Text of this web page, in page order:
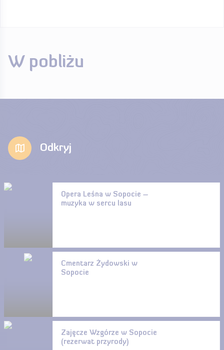
W pobliżu
Odkryj
Opera Leśna w Sopocie –
muzyka w sercu lasu
Cmentarz Żydowski w
Sopocie
Zajęcze Wzgórze w Sopocie
(rezerwat przyrody)